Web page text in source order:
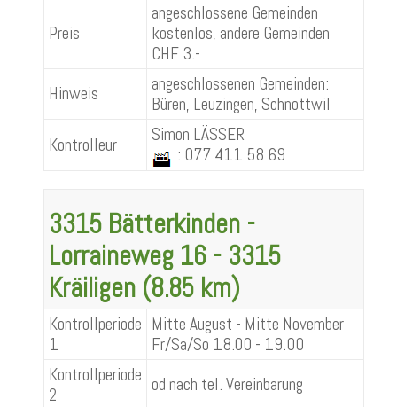
Preis
angeschlossene Gemeinden
kostenlos, andere Gemeinden
CHF 3.-
Hinweis
angeschlossenen Gemeinden:
Büren, Leuzingen, Schnottwil
Kontrolleur
Simon LÄSSER
: 077 411 58 69
3315 Bätterkinden -
Lorraineweg 16 - 3315
Kräiligen (8.85 km)
Kontrollperiode
1
Mitte August - Mitte November
Fr/Sa/So 18.00 - 19.00
Kontrollperiode
2
od nach tel. Vereinbarung